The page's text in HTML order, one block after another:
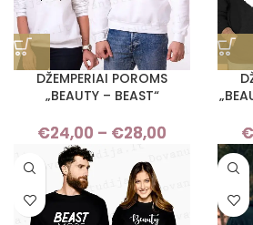
DŽEMPERIAI POROMS
„BEAUTY – BEAST“
€24,00 – €28,00
range:
through
€28,00
€